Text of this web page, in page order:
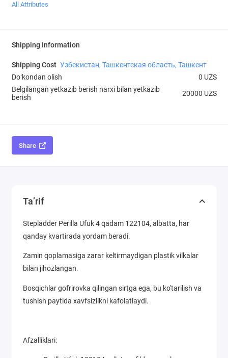
All Attributes
Shipping Information
Shipping Cost Узбекистан, Ташкентская область, Ташкент
Doʻkondan olish
0 UZS
Belgilangan yetkazib berish narxi bilan yetkazib
berish
20000 UZS
Share
Ta’rif
Stepladder Perilla Ufuk 4 qadam 122104, albatta, har
qanday kvartirada yordam beradi.
Zamin qoplamasiga zarar keltirmaydigan plastik vilkalar
bilan jihozlangan.
Bosqichlar gofrirovka qilingan sirtga ega, bu ko'tarilish va
tushish paytida xavfsizlikni kafolatlaydi.
Afzalliklari: